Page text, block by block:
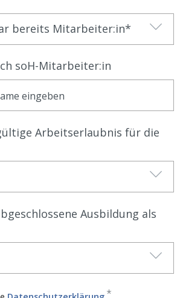
bereits Mitarbeiter:in
soH-Mitarbeiter:in
Arbeitserlaubnis für die
Ausbildung als